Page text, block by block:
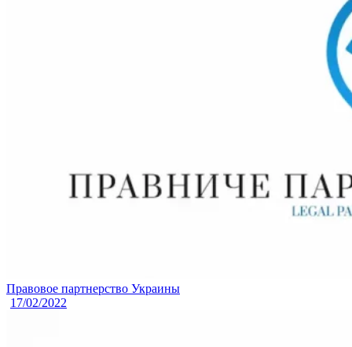
Правовое партнерство Украины
17/02/2022